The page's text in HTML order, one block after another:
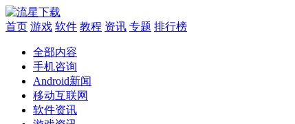
首页 游戏 软件 教程 资讯 专题 排行榜
全部内容
手机咨询
Android新闻
移动互联网
软件资讯